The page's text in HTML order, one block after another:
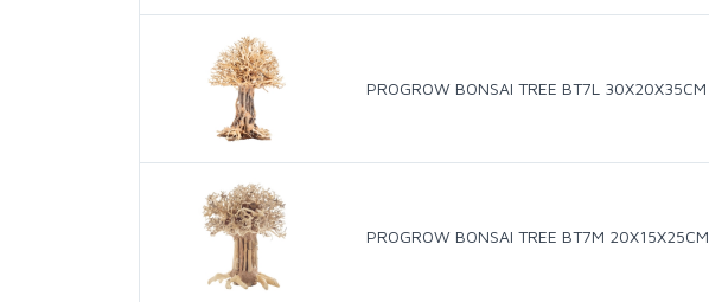
PROGROW BONSAI TREE BT7L 30X20X35CM
PROGROW BONSAI TREE BT7M 20X15X25CM